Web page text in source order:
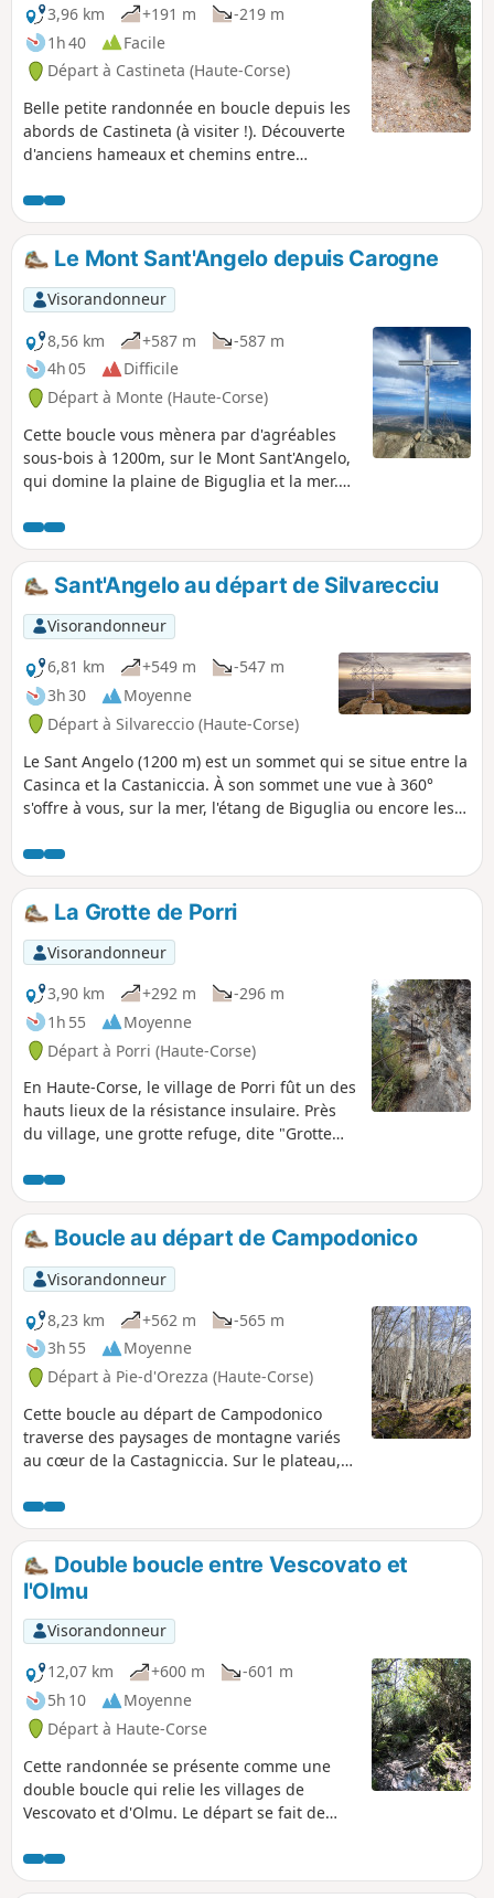
3,96 km
+191 m
-219 m
1h 40
Facile
Départ à Castineta (Haute-Corse)
Belle petite randonnée en boucle depuis les
abords de Castineta (à visiter !). Découverte
d'anciens hameaux et chemins entre
très utilisés à l'époque où la route de
Castineta n'existait pas.
Le Mont Sant'Angelo depuis Carogne
Visorandonneur
8,56 km
+587 m
-587 m
4h 05
Difficile
Départ à Monte (Haute-Corse)
Cette boucle vous mènera par d'agréables
sous-bois à 1200m, sur le Mont Sant'Angelo,
qui domine la plaine de Biguglia et la mer.
part de Silvareccio, le départ depuis Carogne
ou Monte vous mènera hors des sentiers
battus sur d'anciens sentiers et pistes
abandonnés et il a l'avantage de parcourir
une boucle. (!) Descriptif ancien, des sentiers
semblent avoir disparu, voir les avis
Sant'Angelo au départ de Silvarecciu
Visorandonneur
6,81 km
+549 m
-547 m
3h 30
Moyenne
Départ à Silvareccio (Haute-Corse)
Le Sant Angelo (1200 m) est un sommet qui se situe entre la
Casinca et la Castaniccia. À son sommet une vue à 360°
s'offre à vous, sur la mer, l'étang de Biguglia ou encore les
bois, sous la protection des châtaigniers, majoritairement.
La Grotte de Porri
Visorandonneur
3,90 km
+292 m
-296 m
1h 55
Moyenne
Départ à Porri (Haute-Corse)
En Haute-Corse, le village de Porri fût un des
hauts lieux de la résistance insulaire. Près
du village, une grotte refuge, dite "Grotte
général à la Résistance, rappelle la
contribution de Porri et du pays de Casinca à
la libération de la Corse. Elle est bien gardée
par les Vincetti, les Vittori, Bébé Arrighi,
Antoine Battesti, Noël Agostini et tant
d'autres. Source : France 3 Corse ViaStella
Boucle au départ de Campodonico
Visorandonneur
8,23 km
+562 m
-565 m
3h 55
Moyenne
Départ à Pie-d'Orezza (Haute-Corse)
Cette boucle au départ de Campodonico
traverse des paysages de montagne variés
au cœur de la Castagniccia. Sur le plateau,
chaîne de montagne du centre corse, les
villages remarquables de Castagniccia, tout
en ayant une vue lointaine sur la mer. De
plus, des traces de bâti sont à admirer à
Bocca al Prato.
Double boucle entre Vescovato et
l'Olmu
Visorandonneur
12,07 km
+600 m
-601 m
5h 10
Moyenne
Départ à Haute-Corse
Cette randonnée se présente comme une
double boucle qui relie les villages de
Vescovato et d'Olmu. Le départ se fait de
découvrir pour les plus curieux et traverse le
village d'Olmu qui ravira les amoureux des